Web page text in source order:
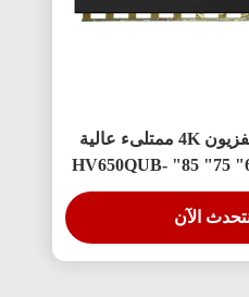
لوحة شاشة تلفزيون 4K ممتلىء عالية
الدقة مقاس 65" 75" 85" HV650QUB-
الآن